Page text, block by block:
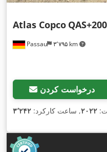
Passau ۳٬۷۹۵ km
Atlas Copco QAS+200
درخواست کردن
۲۰۲۲, ساعت کارکرد: